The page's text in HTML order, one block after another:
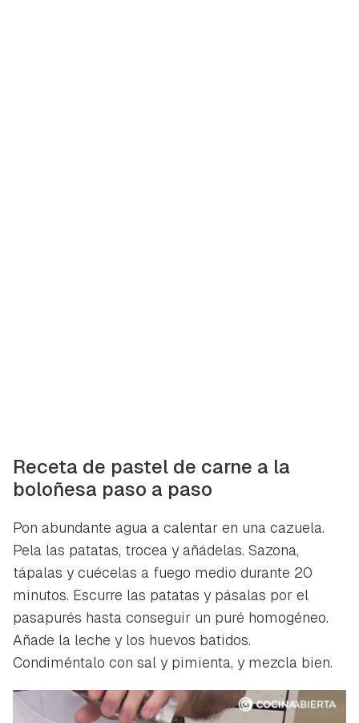
Receta de pastel de carne a la
boloñesa paso a paso
Pon abundante agua a calentar en una cazuela.
Pela las patatas, trocea y añádelas. Sazona,
tápalas y cuécelas a fuego medio durante 20
minutos. Escurre las patatas y pásalas por el
pasapurés hasta conseguir un puré homogéneo.
Añade la leche y los huevos batidos.
Condiméntalo con sal y pimienta, y mezcla bien.